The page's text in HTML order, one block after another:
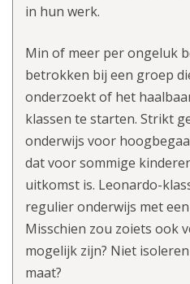
in hun werk.
Min of meer per ongeluk
betrokken bij een groep
onderzoekt of het
klassen te starten. Strikt
onderwijs voor
dat voor sommige
uitkomst is. Leonardo-
regulier onderwijs met
Misschien zou zoiets ook
mogelijk zijn? Niet
maat?